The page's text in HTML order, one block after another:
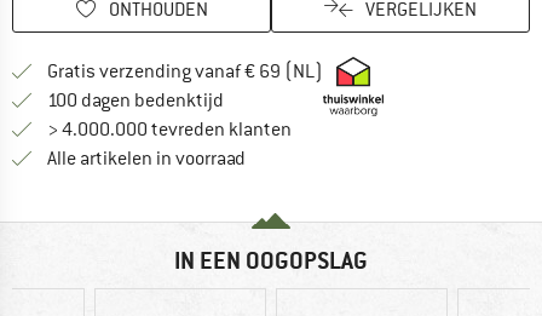
ONTHOUDEN VERGELIJKEN
Gratis verzending vanaf € 69 (NL) Vind hier de
100 dagen bedenktijd Vind de betalingsinformatie hier!
> 4.000.000 tevreden klanten
Alle artikelen in voorraad
IN EEN OOGOPSLAG